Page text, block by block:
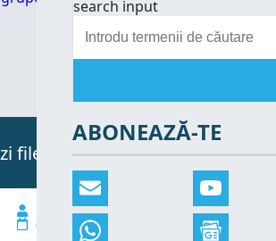
file în Microsoft Edge
Diana Ann Roe
04.09.2025
search input
ABONEAZĂ-TE